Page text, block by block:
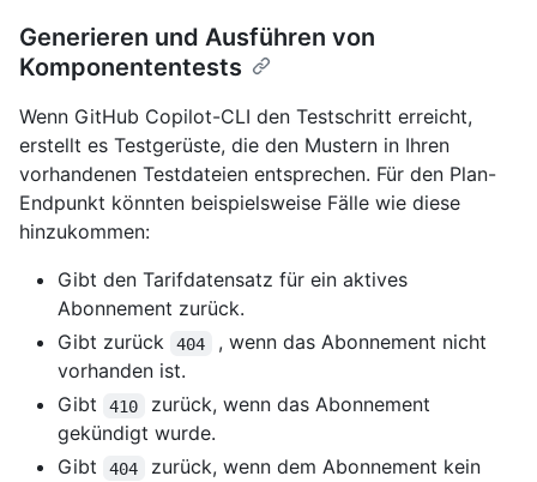
Generieren und Ausführen von
Komponententests
Wenn GitHub Copilot-CLI den Testschritt erreicht,
erstellt es Testgerüste, die den Mustern in Ihren
vorhandenen Testdateien entsprechen. Für den Plan-
Endpunkt könnten beispielsweise Fälle wie diese
hinzukommen:
Gibt den Tarifdatensatz für ein aktives
Abonnement zurück.
Gibt zurück
404
, wenn das Abonnement nicht
vorhanden ist.
Gibt
410
zurück, wenn das Abonnement
gekündigt wurde.
Gibt
404
zurück, wenn dem Abonnement kein